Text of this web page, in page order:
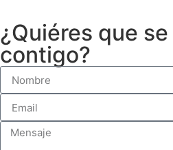
¿Quiéres que
contigo?